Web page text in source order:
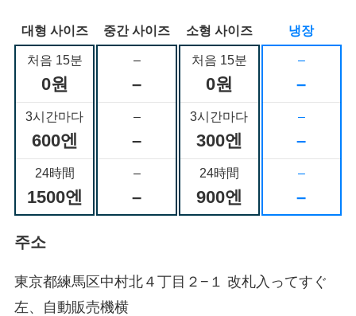
대형 사이즈 중간 사이즈 소형 사이즈 냉장
처음 15분
0원
3시간마다
600엔
24時間
1500엔
–
–
–
–
–
–
처음 15분
0원
3시간마다
300엔
24時間
900엔
–
–
–
–
–
–
주소
東京都練馬区中村北４丁目２−１ 改札入ってすぐ
左、自動販売機横